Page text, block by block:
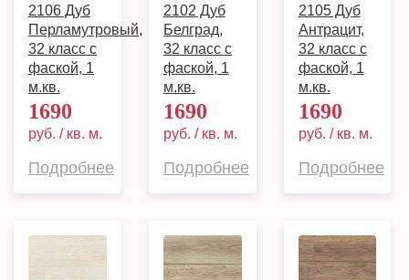
2106 Дуб
Перламутровый,
32 класс с
фаской, 1
м.кв.
1690
руб. / кв. м.
Подробнее
2102 Дуб
Белград,
32 класс с
фаской, 1
м.кв.
1690
руб. / кв. м.
Подробнее
2105 Дуб
Антрацит,
32 класс с
фаской, 1
м.кв.
1690
руб. / кв. м.
Подробнее